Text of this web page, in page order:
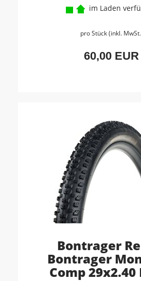
im Laden
pro Stück (inkl.
60,00 EUR
Bontrager
Bontrager
Comp 29x2.40